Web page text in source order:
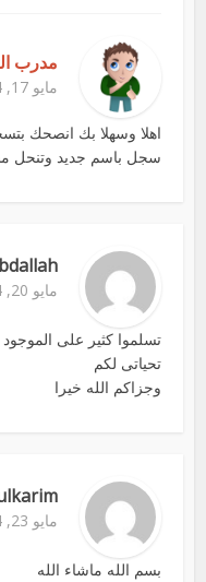
مدرب
مايو 17, 2014 الساعة 10:39 م
اهلا وسهلا بك انصحك
سجل باسم جديد وتنحل
مايو 20, 2014 الساعة 8:32 م
تسلموا كثير على الموجود
تحياتى لكم
وجزاكم الله خيرا
مايو 23, 2014 الساعة 1:15 م
بسم الله ماشاء الله